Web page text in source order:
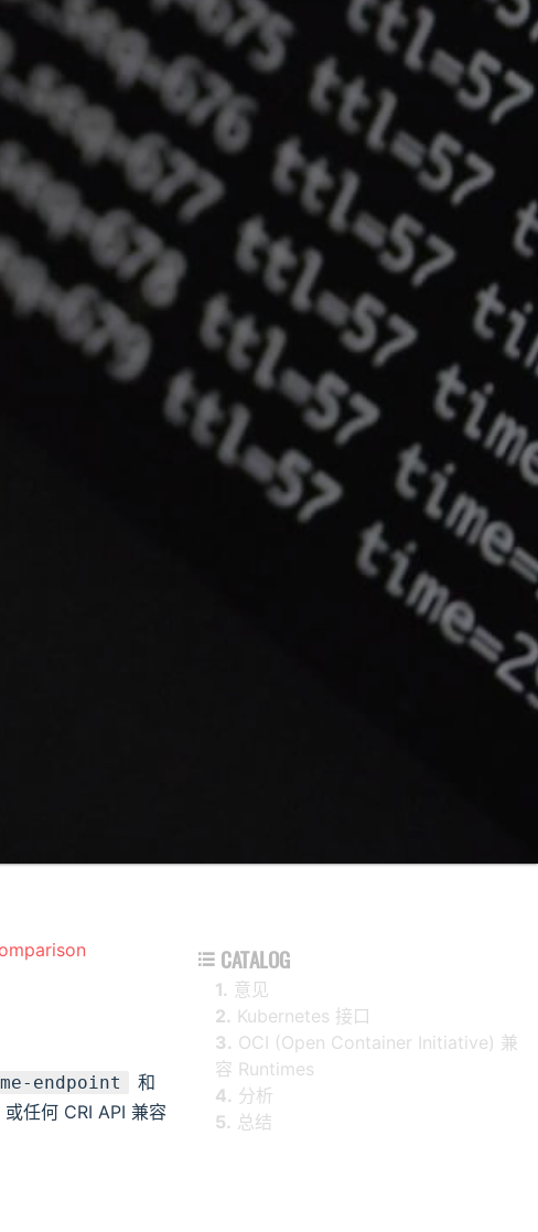
endpoint 和
任何 CRI API 兼容
 CATALOG
1. 意见
2. Kubernetes 接口
3. OCI (Open Container Initiative) 兼
容 Runtimes
4. 分析
5. 总结